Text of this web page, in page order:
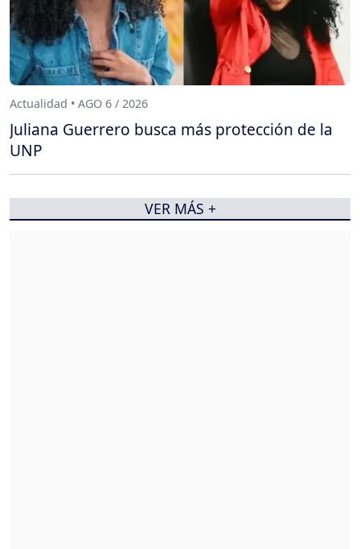
Actualidad • AGO 6 / 2026
Juliana Guerrero busca más protección de la
UNP
VER MÁS +